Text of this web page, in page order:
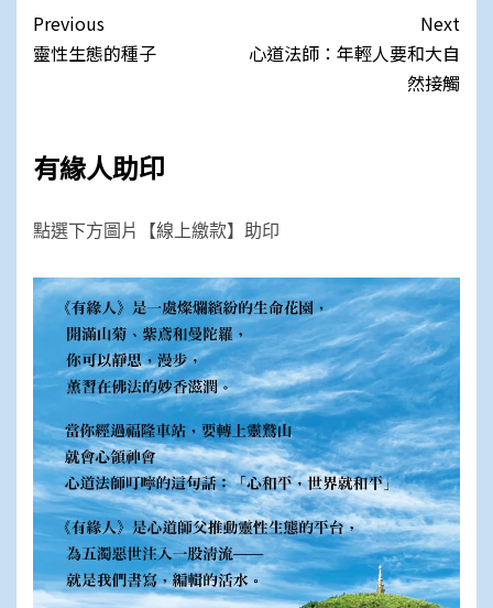
Post
navigation
Previous
靈性生態的種子
Next
心道法師：年輕人要和大自
然接觸
有緣人助印
點選下方圖片【線上繳款】助印